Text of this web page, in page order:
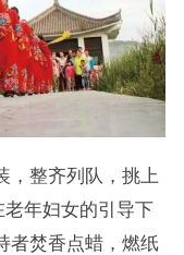
，整齐列队，挑上
老年妇女的引导下
者焚香点蜡，燃纸